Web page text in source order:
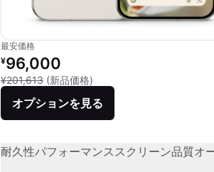
最安価格
リファービッシュ品の価格：
¥96,000
¥201,613 (新品価格)
オプションを見る
耐久性パフォーマンススクリーン品質オ